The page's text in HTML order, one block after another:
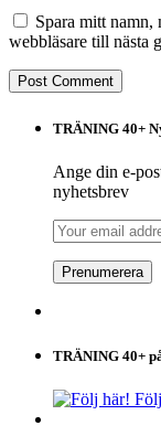
Spara mitt namn,
webbläsare till nästa
TRÄNING 40+
Ange din e-
nyhetsbrev
TRÄNING 40+